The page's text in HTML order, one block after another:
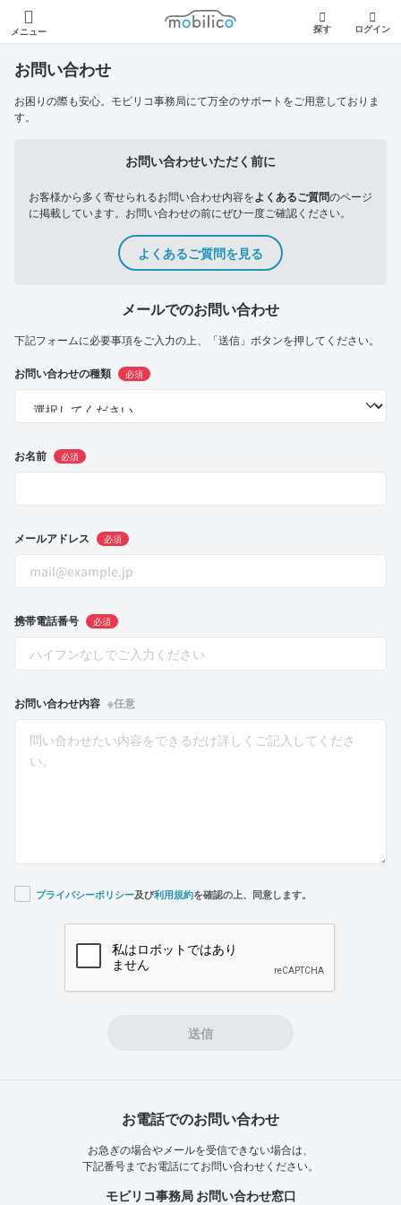
メニュー
モビリコ
探す ログイン
お問い合わせ
お困りの際も安心。モビリコ事務局にて万全のサポートをご用意しておりま
す。
お問い合わせいただく前に
お客様から多く寄せられるお問い合わせ内容をよくあるご質問のページ
に掲載しています。お問い合わせの前にぜひ一度ご確認ください。
よくあるご質問を見る
メールでのお問い合わせ
下記フォームに必要事項をご入力の上、「送信」ボタンを押してください。
お問い合わせの種類 必須
お名前 必須
メールアドレス 必須
携帯電話番号 必須
お問い合わせ内容 ※任意
プライバシーポリシー及び利用規約を確認の上、同意します。
送信
お電話でのお問い合わせ
お急ぎの場合やメールを受信できない場合は、
下記番号までお電話にてお問い合わせください。
モビリコ事務局 お問い合わせ窓口